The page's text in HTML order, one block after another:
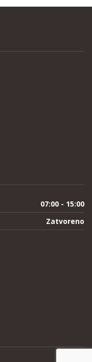
07:00 - 15:00
Zatvoreno